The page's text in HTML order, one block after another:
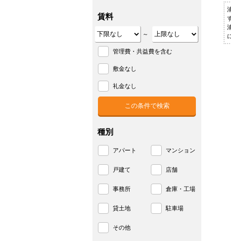
賃料
～
管理費・共益費を含む
敷金なし
礼金なし
種別
アパート マンション
戸建て 店舗
事務所 倉庫・工場
貸土地 駐車場
その他